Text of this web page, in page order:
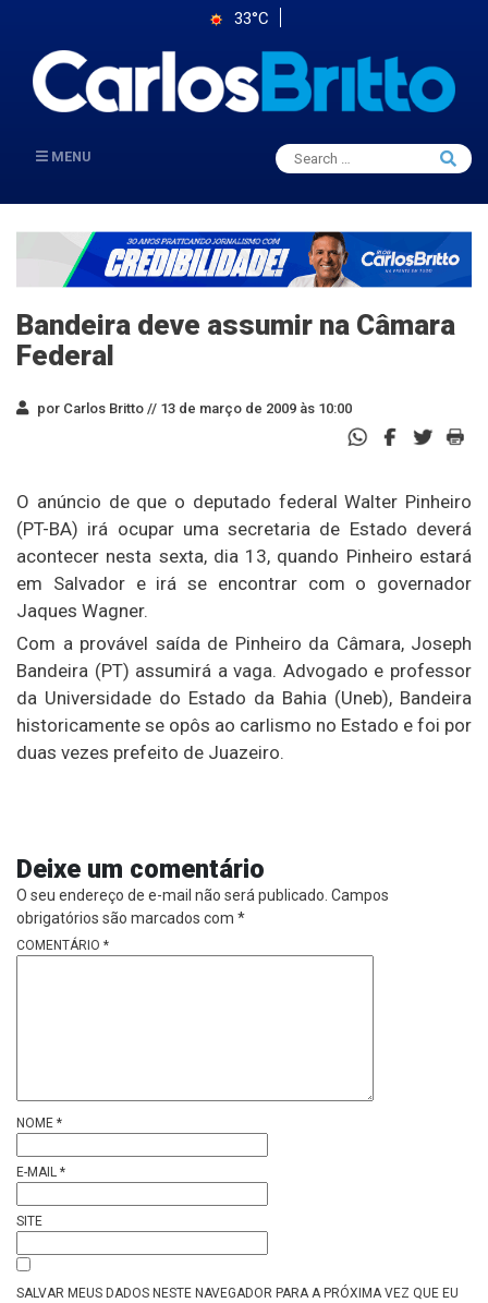
33°C
MENU
Search
for:
Search
Bandeira deve assumir na Câmara
Federal
por Carlos Britto // 13 de março de 2009 às 10:00
O anúncio de que o deputado federal Walter Pinheiro
(PT-BA) irá ocupar uma secretaria de Estado deverá
acontecer nesta sexta, dia 13, quando Pinheiro estará
em Salvador e irá se encontrar com o governador
Jaques Wagner.
Com a provável saída de Pinheiro da Câmara, Joseph
Bandeira (PT) assumirá a vaga. Advogado e professor
da Universidade do Estado da Bahia (Uneb), Bandeira
historicamente se opôs ao carlismo no Estado e foi por
duas vezes prefeito de Juazeiro.
Deixe um comentário
O seu endereço de e-mail não será publicado. Campos
obrigatórios são marcados com *
COMENTÁRIO *
NOME *
E-MAIL *
SITE
SALVAR MEUS DADOS NESTE NAVEGADOR PARA A PRÓXIMA VEZ QUE EU